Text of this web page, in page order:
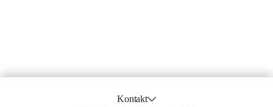
Kontakt